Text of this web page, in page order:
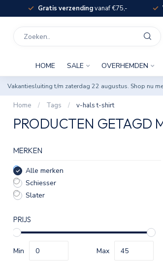
Gratis verzendingvanaf €75,-
HOME SALE OVERHEMDEN
Vakantiesluiting t/m zaterdag 22 augustus. Shop nu
Home / Tags / v-hals t-shirt
PRODUCTEN GETAGD
MERKEN
Alle merken
Schiesser
Slater
PRIJS
Min Max